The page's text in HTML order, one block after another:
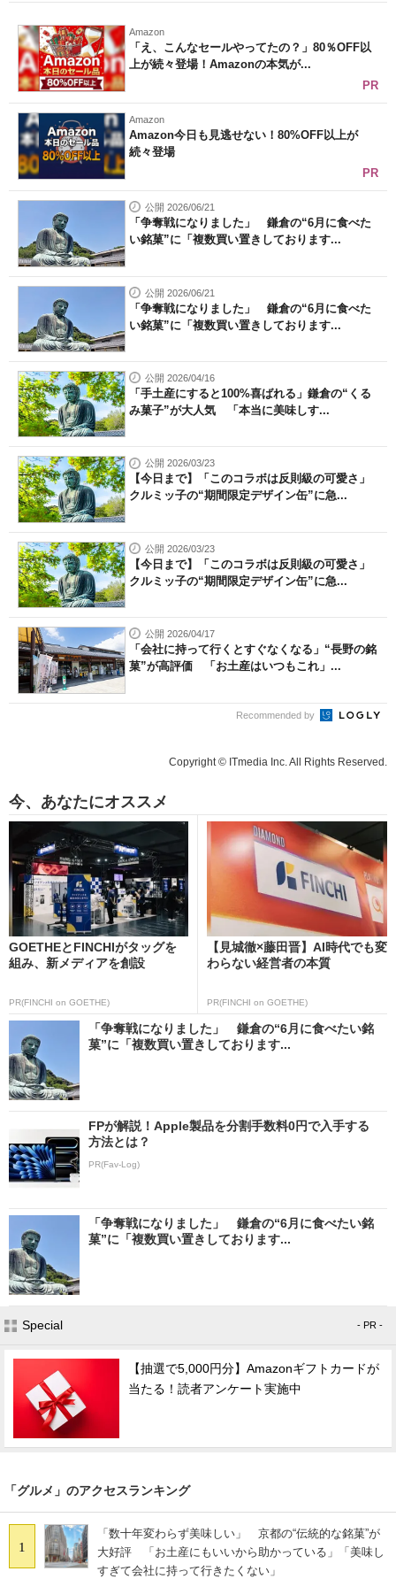
Amazon
「え、こんなセールやってたの？」80％OFF以
上が続々登場！Amazonの本気が...
PR
Amazon
Amazon今日も見逃せない！80%OFF以上が
続々登場
PR
公開 2026/06/21
「争奪戦になりました」 鎌倉の“6月に食べた
い銘菓”に「複数買い置きしております...
公開 2026/06/21
「争奪戦になりました」 鎌倉の“6月に食べた
い銘菓”に「複数買い置きしております...
公開 2026/04/16
「手土産にすると100%喜ばれる」鎌倉の“くる
み菓子”が大人気 「本当に美味しす...
公開 2026/03/23
【今日まで】「このコラボは反則級の可愛さ」
クルミッ子の“期間限定デザイン缶”に急...
公開 2026/03/23
【今日まで】「このコラボは反則級の可愛さ」
クルミッ子の“期間限定デザイン缶”に急...
公開 2026/04/17
「会社に持って行くとすぐなくなる」“長野の銘
菓”が高評価 「お土産はいつもこれ」...
Recommended by
Copyright © ITmedia Inc. All Rights Reserved.
今、あなたにオススメ
GOETHEとFINCHIがタッグを
組み、新メディアを創設
PR(FINCHI on GOETHE)
【見城徹×藤田晋】AI時代でも変
わらない経営者の本質
PR(FINCHI on GOETHE)
「争奪戦になりました」 鎌倉の“6月に食べたい銘
菓”に「複数買い置きしております...
FPが解説！Apple製品を分割手数料0円で入手する
方法とは？
PR(Fav-Log)
「争奪戦になりました」 鎌倉の“6月に食べたい銘
菓”に「複数買い置きしております...
Special - PR -
【抽選で5,000円分】Amazonギフトカードが
当たる！読者アンケート実施中
「グルメ」のアクセスランキング
1
「数十年変わらず美味しい」 京都の“伝統的な銘菓”が
大好評 「お土産にもいいから助かっている」「美味し
すぎて会社に持って行きたくない」